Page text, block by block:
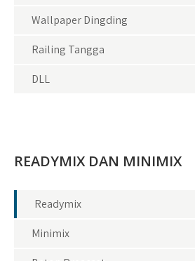
Wallpaper Dingding
Railing Tangga
DLL
READYMIX DAN MINIMIX
Readymix
Minimix